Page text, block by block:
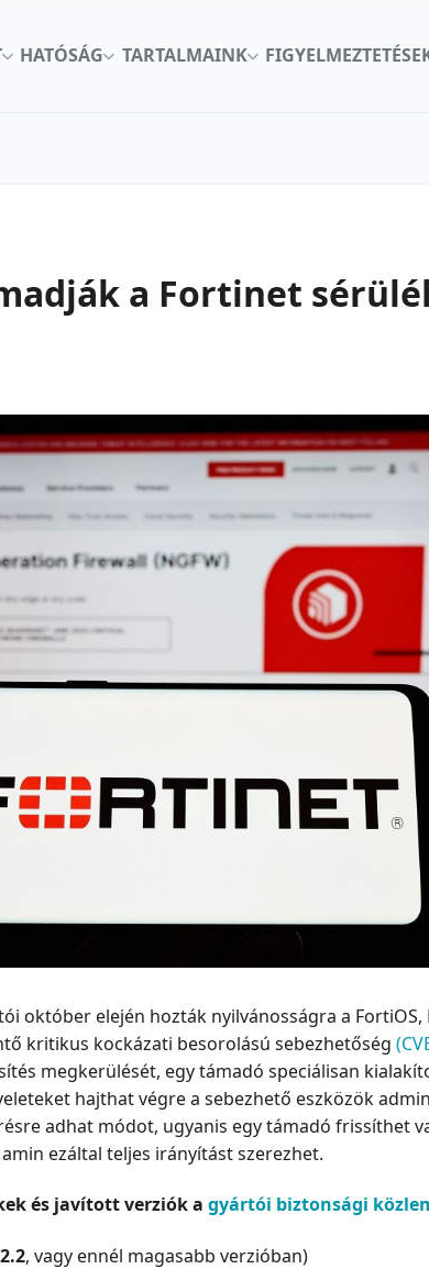
HATÓSÁG TARTALMAINK
a Fortinet
emailben
október elején hozták nyilvánosságra a FortiOS,
kritikus kockázati besorolású sebezhetőség
megkerülését, egy támadó speciálisan
hajthat végre a sebezhető eszközök
adhat módot, ugyanis egy támadó frissíthet
ezáltal teljes irányítást szerezhet.
és javított verziók a gyártói biztonsági
, vagy ennél magasabb verzióban)